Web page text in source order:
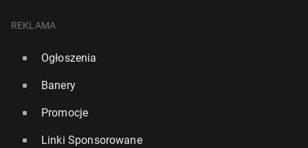
REKLAMA
Ogłoszenia
Banery
Promocje
Linki Sponsorowane